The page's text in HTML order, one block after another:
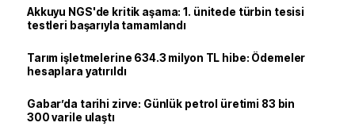
Akkuyu NGS'de kritik aşama: 1. ünitede türbin tesisi
testleri başarıyla tamamlandı
Tarım işletmelerine 634.3 milyon TL hibe: Ödemeler
hesaplara yatırıldı
Gabar’da tarihi zirve: Günlük petrol üretimi 83 bin
300 varile ulaştı